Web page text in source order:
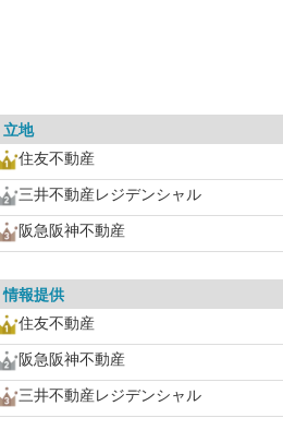
立地
住友不動産
三井不動産レジデンシャル
阪急阪神不動産
情報提供
住友不動産
阪急阪神不動産
三井不動産レジデンシャル